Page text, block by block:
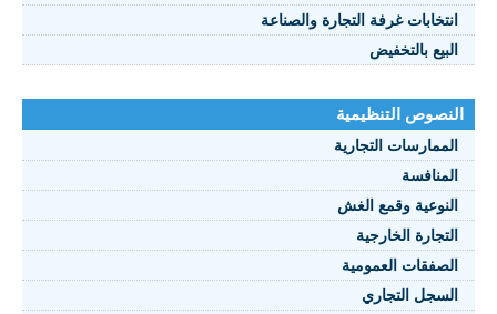
غرفة التجارة والصناعة
بالتخفيض
التنظيمية
التجارية
وقمع الغش
الخارجية
العمومية
التجاري